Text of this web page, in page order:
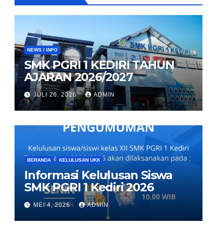
NEWS / INFO
SMK PGRI 1 KEDIRI TAHUN
AJARAN 2026/2027
JULI 26, 2026 ADMIN
BERANDA KELULUSAN UKK
Informasi Kelulusan Siswa
SMK PGRI 1 Kediri 2026
MEI 4, 2026 ADMIN